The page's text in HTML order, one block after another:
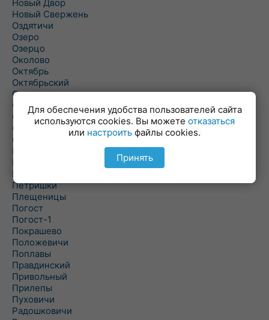
Новый Двор
Новый Свержень
Оздятичи
Озеро
Озерцо
Околово
Октябрь
Октябрьский
Олехновичи
Омговичи
Оношки
Осовец
Острошицкий Городок
Пасека
Пастовичи
Першаи
Петришки
Плещеницы
Погост
Погост-1
Покрашево
Положевичи
Поплавы
Правдинский
Привольный
Прилепы
Пуховичи
Радошковичи
Для обеспечения удобства пользователей сайта
используются cookies. Вы можете отказаться
или настроить файлы cookies.
Принять